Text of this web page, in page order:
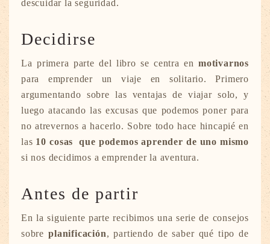
descuidar la seguridad.
Decidirse
La primera parte del libro se centra en motivarnos
para emprender un viaje en solitario. Primero
argumentando sobre las ventajas de viajar solo, y
luego atacando las excusas que podemos poner para
no atrevernos a hacerlo. Sobre todo hace hincapié en
las 10 cosas que podemos aprender de uno mismo
si nos decidimos a emprender la aventura.
Antes de partir
En la siguiente parte recibimos una serie de consejos
sobreplanificación, partiendo de saber qué tipo de